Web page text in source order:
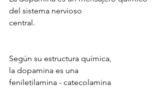
del sistema nervioso
central.
Según su estructura química,
la dopamina es una
feniletilamina - catecolamina